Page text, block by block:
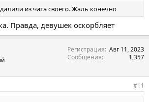
из чата своего. Жаль конечно
Правда, девушек оскорбляет
Регистрация Авг 11, 2023
Сообщения
1,357
#11